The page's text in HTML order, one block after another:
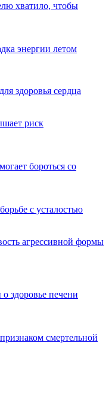
хватило, чтобы
энергии летом
здоровья сердца
риск
бороться со
с усталостью
агрессивной формы
здоровье печени
смертельной